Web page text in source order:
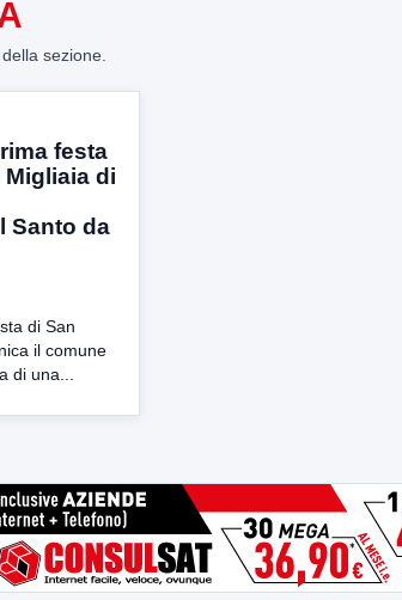
sezione.
festa
Migliaia di
Santo da
di San
il comune
di una...